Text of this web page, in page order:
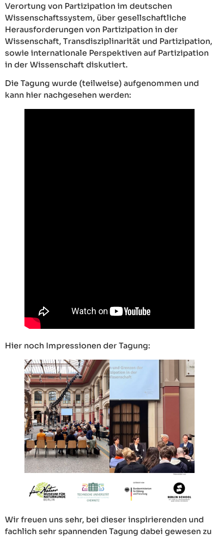
Verortung von Partizipation im deutschen
Wissenschaftssystem, über gesellschaftliche
Herausforderungen von Partizipation in der
Wissenschaft, Transdisziplinarität und Partizipation,
sowie internationale Perspektiven auf Partizipation
in der Wissenschaft diskutiert.
Die Tagung wurde (teilweise) aufgenommen und
kann hier nachgesehen werden:
Hier noch Impressionen der Tagung:
Wir freuen uns sehr, bei dieser inspirierenden und
fachlich sehr spannenden Tagung dabei gewesen zu